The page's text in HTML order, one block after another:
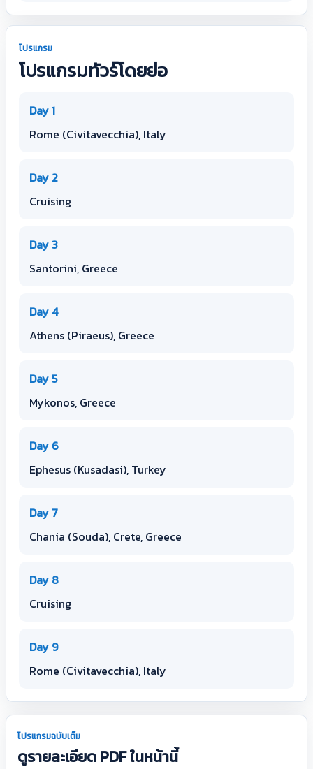
โปรแกรม
โปรแกรมทัวร์โดยย่อ
Day 1
Rome (Civitavecchia), Italy
Day 2
Cruising
Day 3
Santorini, Greece
Day 4
Athens (Piraeus), Greece
Day 5
Mykonos, Greece
Day 6
Ephesus (Kusadasi), Turkey
Day 7
Chania (Souda), Crete, Greece
Day 8
Cruising
Day 9
Rome (Civitavecchia), Italy
โปรแกรมฉบับเต็ม
ดูรายละเอียด PDF ในหน้านี้